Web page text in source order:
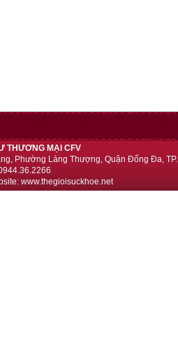
THƯƠNG MẠI CFV
Phường Láng Thượng, Quận Đống Đa,
www.thegioisuckhoe.net